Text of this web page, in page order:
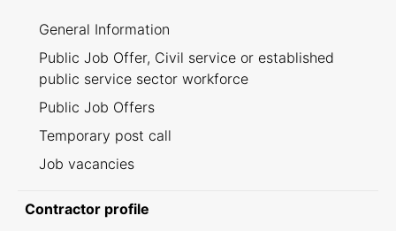
General Information
Public Job Offer, Civil service or established
public service sector workforce
Public Job Offers
Temporary post call
Job vacancies
Contractor profile